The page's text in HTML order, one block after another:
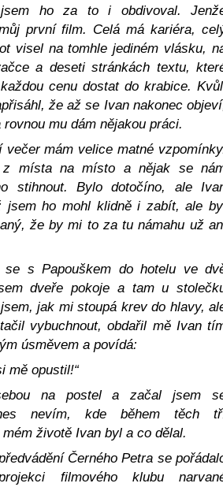
ho za to i obdivoval.
první film. Celá má kariéra,
visel na tomhle jediném vlásku,
a deseti stránkách textu,
cenu dostat do krabice.
že až se Ivan nakonec
mu dám nějakou práci.
večer mám velice matné
místa na místo a nějak se
stihnout. Bylo dotočíno, ale
jsem ho mohl klidně i zabít, ale
že by mi to za tu námahu už
se s Papouškem do hotelu ve
dveře pokoje a tam u
jak mi stoupá krev do hlavy,
vybuchnout, obdařil mě Ivan
úsměvem a povídá:
mě opustil!“
na postel a začal jsem
nevím, kde během těch
životě Ivan byl a co dělal.
Černého Petra se
filmového klubu